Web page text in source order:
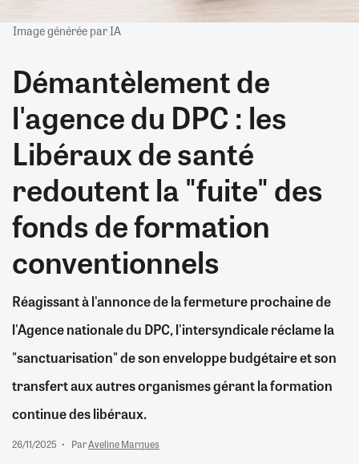
Image générée par IA
Démantèlement de
l'agence du DPC : les
Libéraux de santé
redoutent la "fuite" des
fonds de formation
conventionnels
Réagissant à l'annonce de la fermeture prochaine de
l'Agence nationale du DPC, l'intersyndicale réclame la
"sanctuarisation" de son enveloppe budgétaire et son
transfert aux autres organismes gérant la formation
continue des libéraux.
26/11/2025 ParAveline Marques